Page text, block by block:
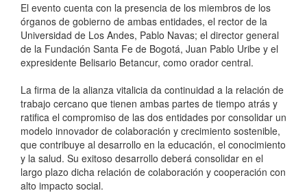
El evento cuenta con la presencia de los miembros de los
órganos de gobierno de ambas entidades, el rector de la
Universidad de Los Andes, Pablo Navas; el director general
de la Fundación Santa Fe de Bogotá, Juan Pablo Uribe y el
expresidente Belisario Betancur, como orador central.
La firma de la alianza vitalicia da continuidad a la relación de
trabajo cercano que tienen ambas partes de tiempo atrás y
ratifica el compromiso de las dos entidades por consolidar un
modelo innovador de colaboración y crecimiento sostenible,
que contribuye al desarrollo en la educación, el conocimiento
y la salud. Su exitoso desarrollo deberá consolidar en el
largo plazo dicha relación de colaboración y cooperación con
alto impacto social.